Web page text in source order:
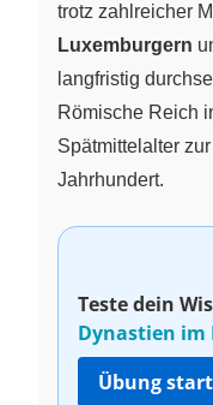
trotz zahlreicher
Luxemburgern
langfristig
Römische Reich
Spätmittelalter
Jahrhundert.
Teste dein
Dynastien
Übung